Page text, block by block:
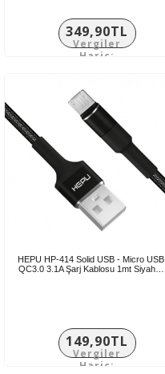
349,90TL
Vergiler
Hariç:
HEPU HP-414 Solid USB - Micro USB
QC3.0 3.1A Şarj Kablosu 1mt Siyah…
149,90TL
Vergiler
Hariç: